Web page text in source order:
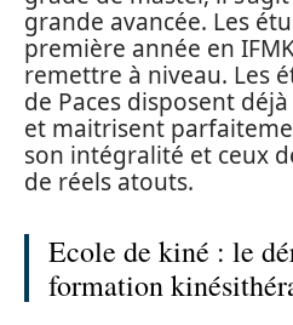
grande avancée. Les
première année en
remettre à niveau. Les
de Paces disposent
et maitrisent
son intégralité et ceux
de réels atouts.
Ecole de kiné : le
formation